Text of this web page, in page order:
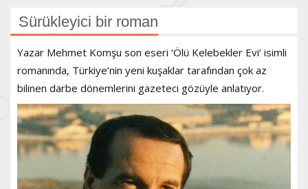
Sürükleyici bir roman
Yazar Mehmet Komşu son eseri ‘Ölü Kelebekler Evi’ isimli
romanında, Türkiye’nin yeni kuşaklar tarafından çok az
bilinen darbe dönemlerini gazeteci gözüyle anlatıyor.